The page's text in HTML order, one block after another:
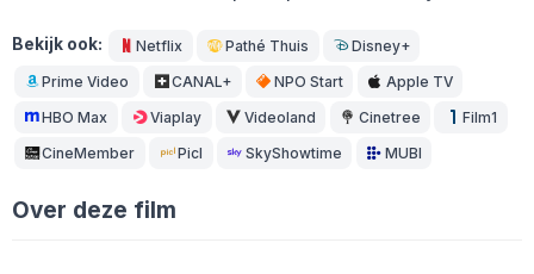
Bekijk ook: Netflix Pathé Thuis Disney+
Prime Video CANAL+ NPO Start Apple TV
HBO Max Viaplay Videoland Cinetree Film1
CineMember Picl SkyShowtime MUBI
Over deze film